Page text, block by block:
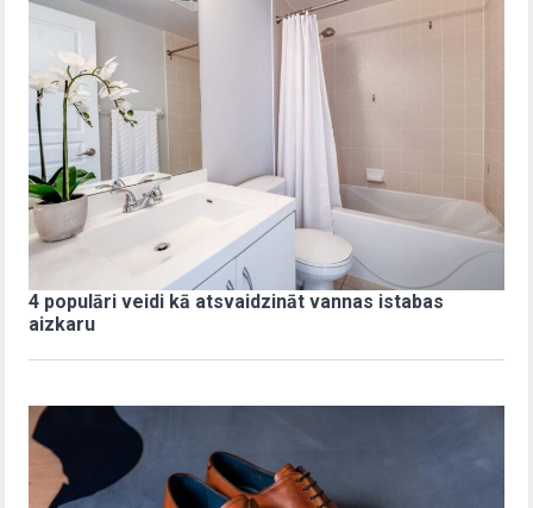
4 populāri veidi kā atsvaidzināt vannas istabas
aizkaru